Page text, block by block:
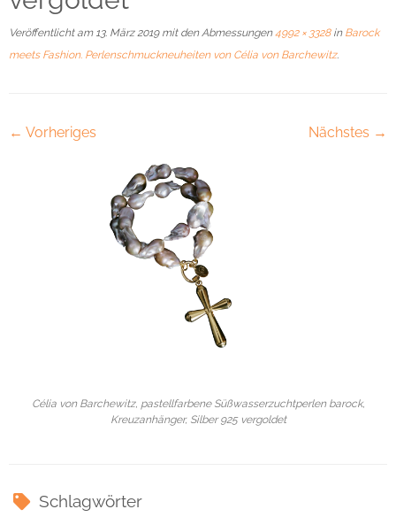
Veröffentlicht am 13. März 2019mit den Abmessungen4992 × 3328inBarock
meets Fashion. Perlenschmuckneuheiten von Célia von Barchewitz.
← Vorheriges Nächstes →
Célia von Barchewitz, pastellfarbene Süßwasserzuchtperlen barock,
Kreuzanhänger, Silber 925 vergoldet
Schlagwörter